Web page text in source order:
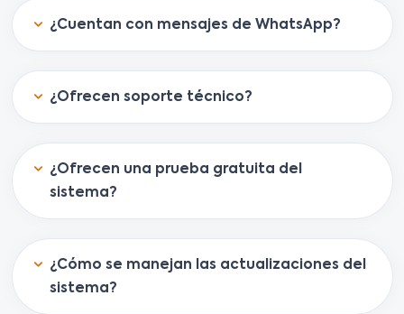
¿Cuentan con mensajes de WhatsApp?
¿Ofrecen soporte técnico?
¿Ofrecen una prueba gratuita del
sistema?
¿Cómo se manejan las actualizaciones del
sistema?